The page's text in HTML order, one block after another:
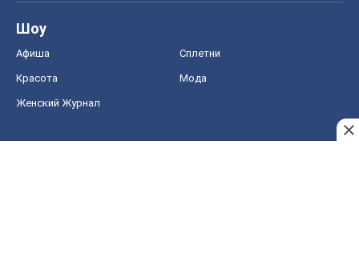
Шоу
Афиша Сплетни
Красота Мода
Женский Журнал